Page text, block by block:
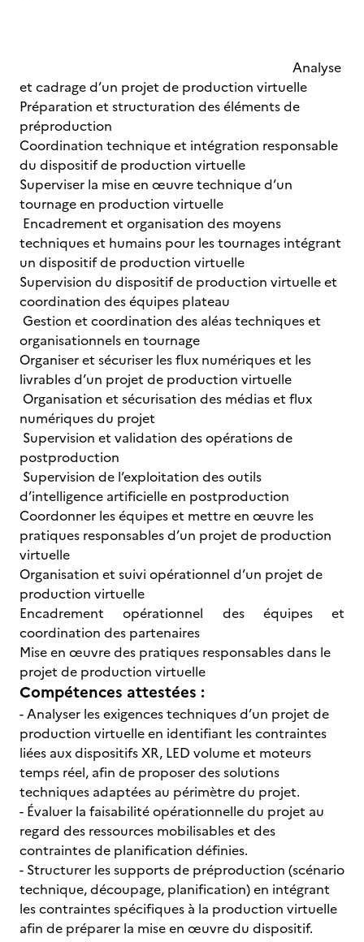
Analyse
et cadrage d’un projet de production virtuelle
Préparation et structuration des éléments de
préproduction
Coordination technique et intégration responsable
du dispositif de production virtuelle
Superviser la mise en œuvre technique d’un
tournage en production virtuelle
Encadrement et organisation des moyens
techniques et humains pour les tournages intégrant
un dispositif de production virtuelle
Supervision du dispositif de production virtuelle et
coordination des équipes plateau
Gestion et coordination des aléas techniques et
organisationnels en tournage
Organiser et sécuriser les flux numériques et les
livrables d’un projet de production virtuelle
Organisation et sécurisation des médias et flux
numériques du projet
Supervision et validation des opérations de
postproduction
Supervision de l’exploitation des outils
d’intelligence artificielle en postproduction
Coordonner les équipes et mettre en œuvre les
pratiques responsables d’un projet de production
virtuelle
Organisation et suivi opérationnel d’un projet de
production virtuelle
Encadrement opérationnel des équipes et
coordination des partenaires
Mise en œuvre des pratiques responsables dans le
projet de production virtuelle
Compétences attestées :
- Analyser les exigences techniques d’un projet de
production virtuelle en identifiant les contraintes
liées aux dispositifs XR, LED volume et moteurs
temps réel, afin de proposer des solutions
techniques adaptées au périmètre du projet.
- Évaluer la faisabilité opérationnelle du projet au
regard des ressources mobilisables et des
contraintes de planification définies.
- Structurer les supports de préproduction (scénario
technique, découpage, planification) en intégrant
les contraintes spécifiques à la production virtuelle
afin de préparer la mise en œuvre du dispositif.